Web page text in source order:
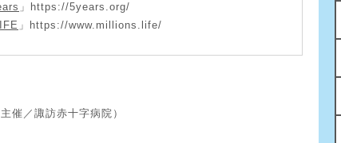
」https://5years.org/
」https://www.millions.life/
催／諏訪赤十字病院）